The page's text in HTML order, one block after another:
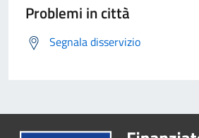
Problemi in città
Segnala disservizio